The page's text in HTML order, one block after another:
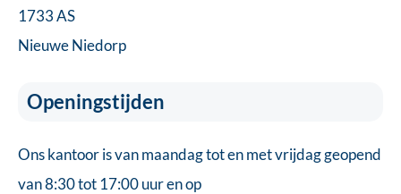
1733 AS
Nieuwe Niedorp
Openingstijden
Ons kantoor is van maandag tot en met vrijdag geopend
van 8:30 tot 17:00 uur en op